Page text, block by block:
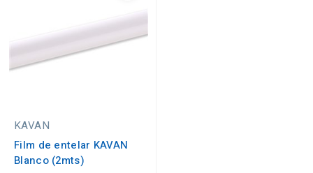
KAVAN
Film de entelar KAVAN
Blanco (2mts)